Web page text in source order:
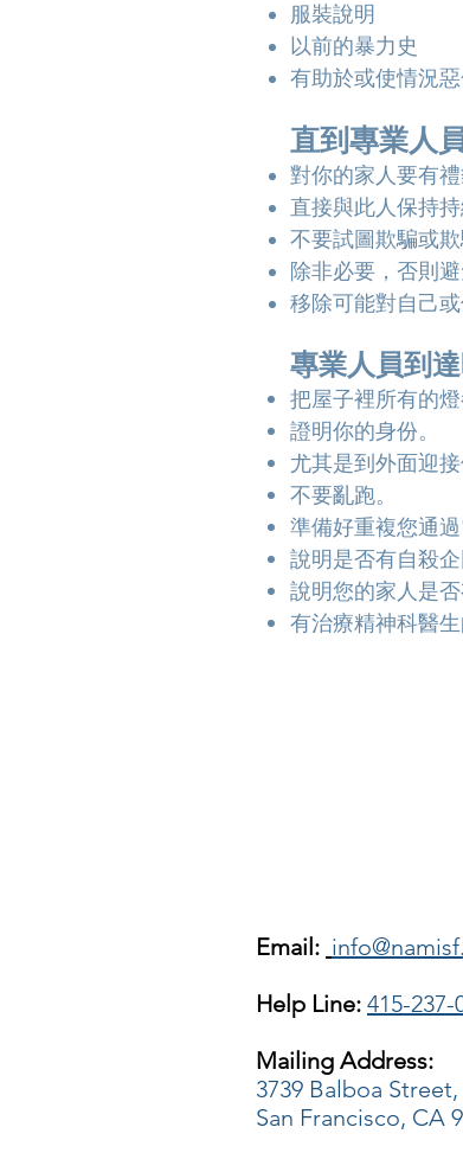
服裝說明
以前的暴力史
有助於或使情況
直到專業人
對你的家人要有
直接與此人保持
不要試圖欺騙或欺
除非必要，否則
移除可能對自己
專業人員到達
把屋子裡所有的燈
證明你的身份。
尤其是到外面迎
不要亂跑。
準備好重複您通過
說明是否有自殺企
說明您的家人是否
有治療精神科醫
Email:
Help Line: 415-237-
Mailing Address:
3739 Balboa Street,
San Francisco, CA